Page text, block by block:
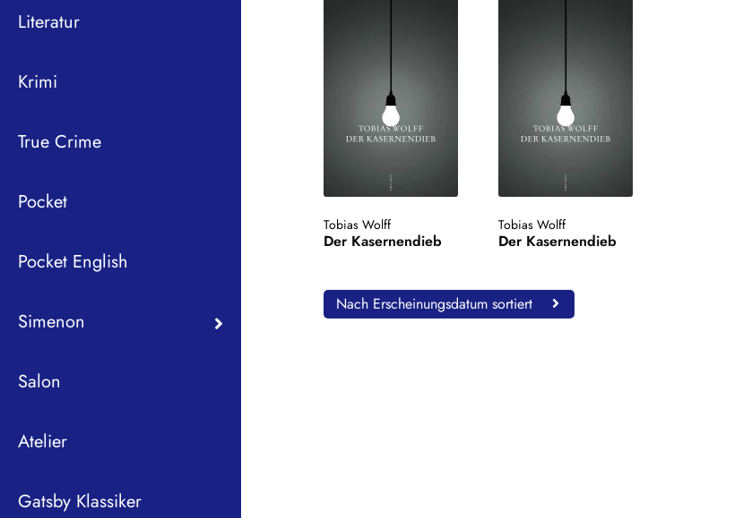
Literatur
Krimi
True Crime
Pocket
Pocket English
Simenon
Salon
Atelier
Gatsby Klassiker
Tobias Wolff
Der Kasernendieb
Tobias Wolff
Der Kasernendieb
Nach Erscheinungsdatum sortiert